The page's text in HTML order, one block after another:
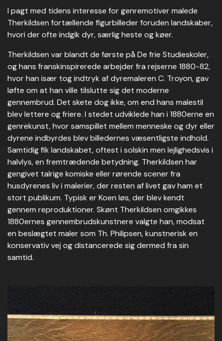
I pagt med tidens interesse for genremotiver malede
Therkildsen fortællende figurbilleder foruden landskaber,
hvori der ofte indgik dyr, særlig heste og køer.
Therkildsen var blandt de første på De frie Studieskoler,
og hans franskinspirerede arbejder fra rejserne 1880-82,
hvor han især tog indtryk af dyremaleren C. Troyon, gav
løfte om at han ville tilslutte sig det moderne
gennembrud. Det skete dog ikke, om end hans malestil
blev lettere og friere. I stedet udviklede han i 1880erne en
genrekunst, hvor samspillet mellem menneske og dyr eller
dyrene indbyrdes blev billedernes væsentligste indhold.
Samtidig fik landskabet, oftest i solskin men lejlighedsvis i
halvlys, en fremtrædende betydning. Therkildsen har
gengivet talrige komiske eller rørende scener fra
husdyrenes liv i malerier, der resten af livet gav ham et
stort publikum. Typisk er Koen løs, der blev kendt
gennem reproduktioner. Skønt Therkildsen omgikkes
1880ernes gennembrudskunstnere valgte han, modsat
en beslægtet maler som Th. Philipsen, kunstnerisk en
konservativ vej og distancerede sig dermed fra sin
samtid.